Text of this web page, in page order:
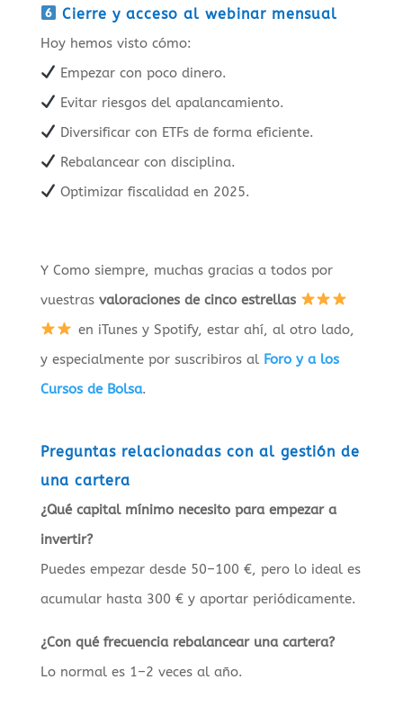
Cierre y acceso al webinar mensual
Hoy hemos visto cómo:
Empezar con poco dinero.
Evitar riesgos del apalancamiento.
Diversificar con ETFs de forma eficiente.
Rebalancear con disciplina.
Optimizar fiscalidad en 2025.
Y Como siempre, muchas gracias a todos por
vuestras valoraciones de cinco estrellas
en iTunes y Spotify, estar ahí, al otro lado,
y especialmente por suscribiros al Foro y a los
Cursos de Bolsa.
Preguntas relacionadas con al gestión de
una cartera
¿Qué capital mínimo necesito para empezar a
invertir?
Puedes empezar desde 50–100 €, pero lo ideal es
acumular hasta 300 € y aportar periódicamente.
¿Con qué frecuencia rebalancear una cartera?
Lo normal es 1–2 veces al año.